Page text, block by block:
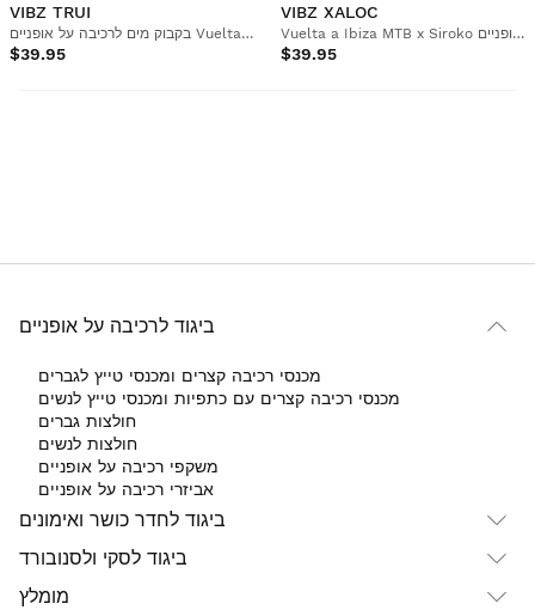
VIBZ TRUI
בקבוק מים לרכיבה על אופניים Vuelta a Ibiza MTB x Siroko
$39.95
VIBZ XALOC
Vuelta a Ibiza MTB x Siroko מחמם צוואר לרכיבה על אופניים
$39.95
ביגוד לרכיבה על אופניים
מכנסי רכיבה קצרים ומכנסי טייץ לגברים
מכנסי רכיבה קצרים עם כתפיות ומכנסי טייץ לנשים
חולצות גברים
חולצות לנשים
משקפי רכיבה על אופניים
אביזרי רכיבה על אופניים
ביגוד לחדר כושר ואימונים
ביגוד לסקי ולסנובורד
מומלץ